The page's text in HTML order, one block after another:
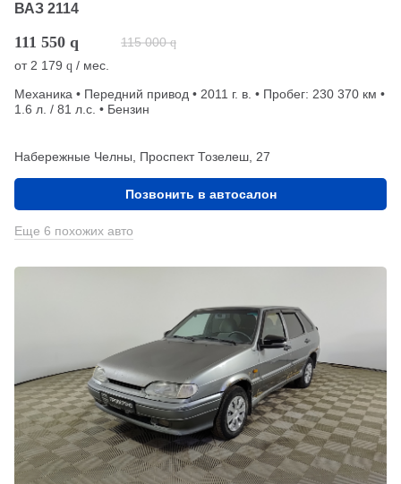
ВАЗ 2114
111 550 q 115 000 q
от2 179 q / мес.
Механика • Передний привод • 2011 г. в. • Пробег: 230 370 км •
1.6 л. / 81 л.с. • Бензин
Набережные Челны, Проспект Тозелеш, 27
Позвонить в автосалон
Еще 6 похожих авто